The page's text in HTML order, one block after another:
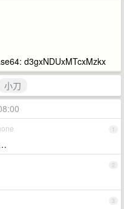
d3gxNDUxMTcxMzkx
小刀
1
2
3